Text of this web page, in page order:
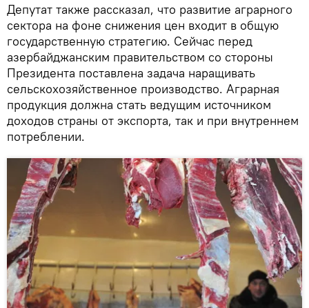
Депутат также рассказал, что развитие аграрного
сектора на фоне снижения цен входит в общую
государственную стратегию. Сейчас перед
азербайджанским правительством со стороны
Президента поставлена задача наращивать
сельскохозяйственное производство. Аграрная
продукция должна стать ведущим источником
доходов страны от экспорта, так и при внутреннем
потреблении.